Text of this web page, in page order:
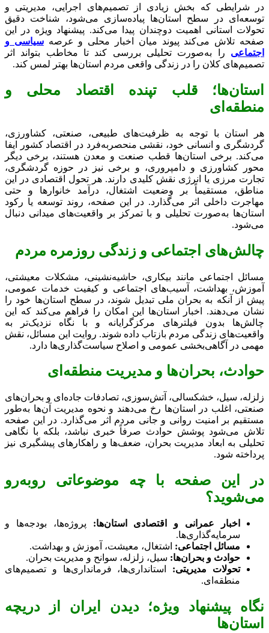
در شرایطی که بخش زیادی از تصمیم‌های اجرایی، مدیریتی و
توسعه‌ای در سطح استان‌ها پیاده‌سازی می‌شود، شناخت دقیق
تحولات استانی اهمیت دوچندان پیدا می‌کند. پیشنهاد ویژه در این
صفحه تلاش می‌کند پیوند میان اخبار محلی و عرصهسیاسی و
اجتماعی را به‌صورت تحلیلی بررسی کند تا مخاطب بتواند اثر
تصمیم‌های کلان را در زندگی واقعی مردم استان‌ها بهتر لمس کند.
استان‌ها؛ قلب تپنده اقتصاد محلی و
منطقه‌ای
هر استان با توجه به ظرفیت‌های طبیعی، صنعتی، کشاورزی،
گردشگری و انسانی خود، نقشی منحصربه‌فرد در اقتصاد کشور ایفا
می‌کند. برخی استان‌ها قطب صنعت و معدن هستند، برخی دیگر
محور کشاورزی و دامپروری، و برخی نیز در حوزه گردشگری،
تجارت مرزی یا انرژی نقش کلیدی دارند. هر تحول اقتصادی در این
مناطق، مستقیماً بر وضعیت اشتغال، درآمد خانوارها و حتی
مهاجرت داخلی اثر می‌گذارد. در این صفحه، روند توسعه یا رکود
استان‌ها به‌صورت تحلیلی و با تمرکز بر واقعیت‌های میدانی دنبال
می‌شود.
چالش‌های اجتماعی و زندگی روزمره مردم
مسائل اجتماعی مانند بیکاری، حاشیه‌نشینی، مشکلات معیشتی،
آموزش، بهداشت، آسیب‌های اجتماعی و کیفیت خدمات عمومی،
پیش از آنکه به بحران ملی تبدیل شوند، در سطح استان‌ها خود را
نشان می‌دهند. اخبار استان‌ها این امکان را فراهم می‌کند که این
چالش‌ها بدون فیلترهای مرکزگرایانه و با نگاه نزدیک‌تر به
واقعیت‌های زندگی مردم بازتاب داده شوند. روایت این مسائل، نقش
مهمی در آگاهی‌بخشی عمومی و اصلاح سیاست‌گذاری‌ها دارد.
حوادث، بحران‌ها و مدیریت منطقه‌ای
زلزله، سیل، خشکسالی، آتش‌سوزی، تصادفات جاده‌ای و بحران‌های
صنعتی، اغلب در استان‌ها رخ می‌دهند و نحوه مدیریت آن‌ها به‌طور
مستقیم بر امنیت روانی و جانی مردم اثر می‌گذارد. در این صفحه
تلاش می‌شود پوشش حوادث صرفاً خبری نباشد، بلکه با نگاهی
تحلیلی به ابعاد مدیریت بحران، ضعف‌ها و راهکارهای پیشگیری نیز
پرداخته شود.
در این صفحه با چه موضوعاتی روبه‌رو
می‌شوید؟
اخبار عمرانی و اقتصادی استان‌ها: پروژه‌ها، بودجه‌ها و
سرمایه‌گذاری‌ها.
مسائل اجتماعی: اشتغال، معیشت، آموزش و بهداشت.
حوادث و بحران‌ها: سیل، زلزله، سوانح و مدیریت بحران.
تحولات مدیریتی: استانداری‌ها، فرمانداری‌ها و تصمیم‌های
منطقه‌ای.
نگاه پیشنهاد ویژه؛ دیدن ایران از دریچه
استان‌ها